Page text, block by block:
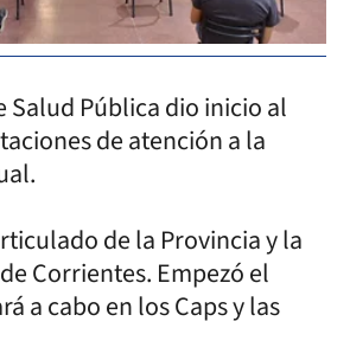
Salud Pública dio inicio al
de atención a la
de la Provincia y la
Corrientes. Empezó el
a cabo en los Caps y las